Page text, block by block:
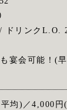
ドリンクL.O.
宴会可能！(
均)／4,000円